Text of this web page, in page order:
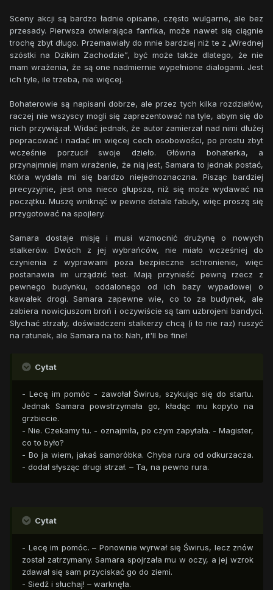
Sceny akcji są bardzo ładnie opisane, często wulgarne, ale bez
przesady. Pierwsza otwierająca fanfika, może nawet się ciągnie
trochę zbyt długo. Przemawiały do mnie bardziej niż te z „Wrednej
szóstki na Dzikim Zachodzie”, być może także dlatego, że nie
mam wrażenia, że są one nadmiernie wypełnione dialogami. Jest
ich tyle, ile trzeba, nie więcej.
Bohaterowie są napisani dobrze, ale przez tych kilka rozdziałów,
raczej nie wszyscy mogli się zaprezentować na tyle, abym się do
nich przywiązał. Widać jednak, że autor zamierzał nad nimi dłużej
popracować i nadać im więcej cech osobowości, po prostu zbyt
wcześnie porzucił swoje dzieło. Główna bohaterka, a
przynajmniej mam wrażenie, że nią jest, Samara to jednak postać,
która wydała mi się bardzo niejednoznaczna. Pisząc bardziej
precyzyjnie, jest ona nieco głupsza, niż się może wydawać na
początku. Muszę wniknąć w pewne detale fabuły, więc proszę się
przygotować na spojlery.
Samara dostaje misję i musi wzmocnić drużynę o nowych
stalkerów. Dwóch z jej wybrańców, nie miało wcześniej do
czynienia z wyprawami poza bezpieczne schronienie, więc
postanawia im urządzić test. Mają przynieść pewną rzecz z
pewnego budynku, oddalonego od ich bazy wypadowej o
kawałek drogi. Samara zapewne wie, co to za budynek, ale
zabiera nowicjuszom broń i oczywiście są tam uzbrojeni bandyci.
Słychać strzały, doświadczeni stalkerzy chcą (i to nie raz) ruszyć
na ratunek, ale Samara na to: Nah, it'll be fine!
Cytat
- Lecę im pomóc - zawołał Świrus, szykując się do startu.
Jednak Samara powstrzymała go, kładąc mu kopyto na
grzbiecie.
- Nie. Czekamy tu. - oznajmiła, po czym zapytała. - Magister,
co to było?
- Bo ja wiem, jakaś samoróbka. Chyba rura od odkurzacza.
- dodał słysząc drugi strzał. – Ta, na pewno rura.
Cytat
- Lecę im pomóc. – Ponownie wyrwał się Świrus, lecz znów
został zatrzymany. Samara spojrzała mu w oczy, a jej wzrok
zdawał się sam przyciskać go do ziemi.
- Siedź i słuchaj! – warknęła.